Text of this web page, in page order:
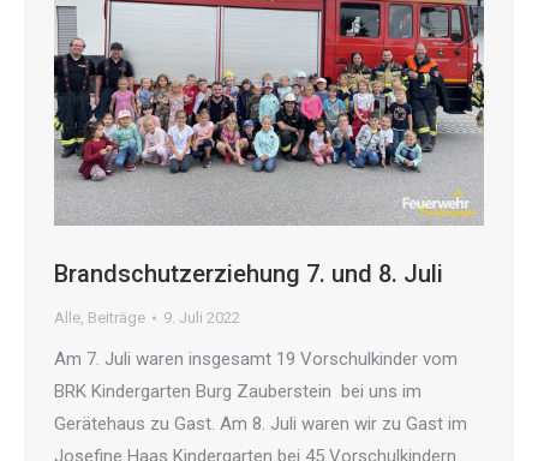
Brandschutzerziehung 7. und 8. Juli
Alle, Beiträge 9. Juli 2022
Am 7. Juli waren insgesamt 19 Vorschulkinder vom
BRK Kindergarten Burg Zauberstein bei uns im
Gerätehaus zu Gast. Am 8. Juli waren wir zu Gast im
Josefine Haas Kindergarten bei 45 Vorschulkindern.